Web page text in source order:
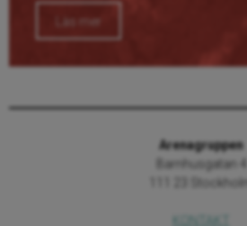
Läs mer
Arenagruppen
Barnhusgatan 4
111 23 Stockholm